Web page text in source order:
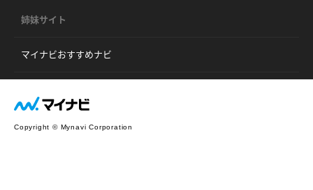
姉妹サイト
マイナビおすすめナビ
Copyright © Mynavi Corporation